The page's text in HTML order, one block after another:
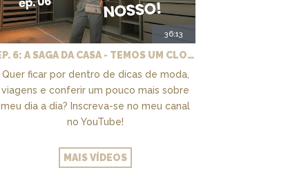
36:13
EP. 6: A SAGA DA CASA - TEMOS UM CLOSET PRA CHAMAR DE NOSSO + MARCENARIA E PAISAGISMO
Quer ficar por dentro de dicas de moda,
viagens e conferir um pouco mais sobre
meu dia a dia? Inscreva-se no meu canal
no YouTube!
MAIS VÍDEOS